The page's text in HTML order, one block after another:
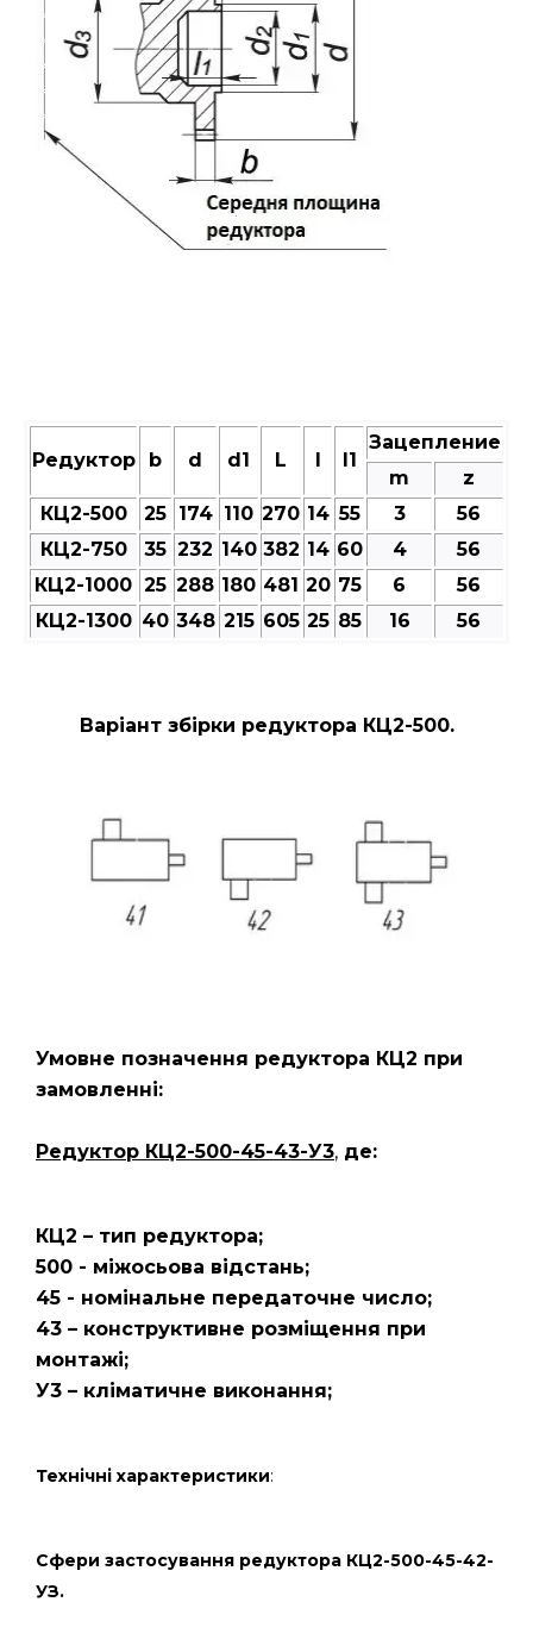
Редуктор b d d1 L l l1
Зацепление
m
z
КЦ2-500
25 174 110 270 14 55 3
56
КЦ2-750
35 232 140 382 14 60 4
56
КЦ2-1000 25 288 180 481 20 75 6
56
КЦ2-1300 40 348 215 605 25 85 16 56
Варіант збірки редуктора КЦ2-500.
Умовне позначення редуктора КЦ2 при
замовленні:
Редуктор КЦ2-500-45-43-У3, де:
КЦ2 – тип редуктора;
500 - міжосьова відстань;
45 - номінальне передаточне число;
43 – конструктивне розміщення при
монтажі;
У3 – кліматичне виконання;
Технічні характеристики:
Сфери застосування редуктора КЦ2-500-45-42-
УЗ.